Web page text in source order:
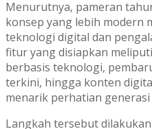
Menurutnya, pameran
konsep yang lebih modern
teknologi digital dan
fitur yang disiapkan
berbasis teknologi,
terkini, hingga konten
menarik perhatian generasi
Langkah tersebut